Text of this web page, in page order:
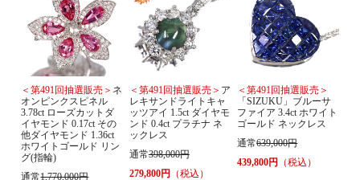
＜第491回抽選販売＞ ネ
オンピンクスピネル
3.78ct ローズカットダ
イヤモンド 0.17ct その
他ダイヤモンド 1.36ct
ホワイトゴールド リン
グ(指輪)
通常1,770,000円
＜第491回抽選販売＞ ア
レキサンドライトキャ
ッツアイ 1.5ct ダイヤモ
ンド 0.4ct プラチナ ネ
ックレス
通常398,000円
279,800円 （税込）
＜第491回抽選販売＞
「SIZUKU」ブルーサ
ファイア 3.4ct ホワイト
ゴールド ネックレス
通常639,000円
439,800円 （税込）